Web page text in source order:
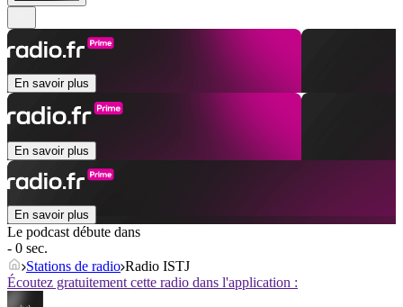
En savoir plus
En savoir plus
En savoir plus
Le podcast débute dans
- 0 sec.
Stations de radio Radio ISTJ
Écoutez gratuitement cette radio dans l'application :